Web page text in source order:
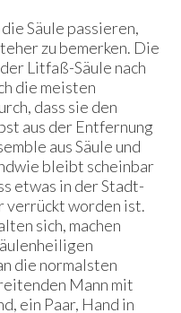
Säule passieren,
zu bemerken. Die
Litfaß-Säule nach
die meisten
dass sie den
aus der Entfernung
aus Säule und
bleibt scheinbar
etwas in der Stadt-
worden ist.
sich, machen
die normalsten
Mann mit
ein Paar, Hand in